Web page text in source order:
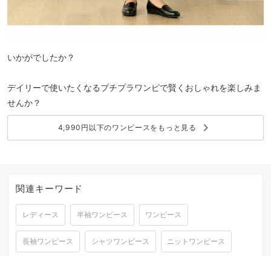
いかがでしたか？
デイリーで使いたくなるプチプラワンピで賢くおしゃれを楽しみま
せんか？
4,990円以下のワンピースをもっと見る keyboard_arrow_right
関連キーワード
レディース 半袖ワンピース ワンピース
長袖ワンピース シャツワンピース ニットワンピース